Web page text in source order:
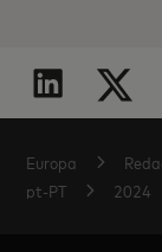
Europa
pt-PT
2024